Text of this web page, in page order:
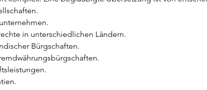
in unterschiedlichen Ländern.
Bürgschaften.